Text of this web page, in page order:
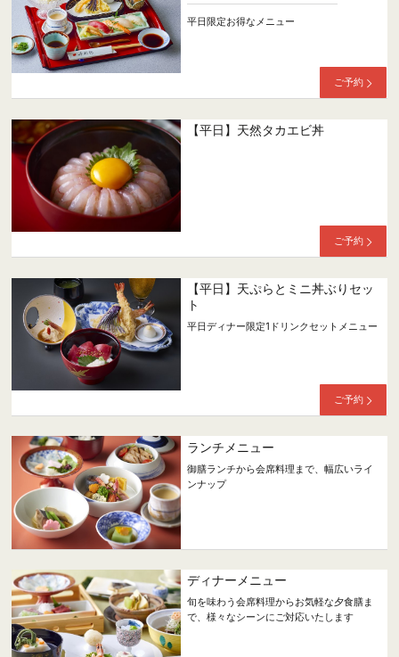
平日限定お得なメニュー
ご予約
【平日】天然タカエビ丼
ご予約
【平日】天ぷらとミニ丼ぶりセッ
ト
平日ディナー限定1ドリンクセットメニュー
ご予約
ランチメニュー
御膳ランチから会席料理まで、幅広いライ
ンナップ
ディナーメニュー
旬を味わう会席料理からお気軽な夕食膳ま
で、様々なシーンにご対応いたします